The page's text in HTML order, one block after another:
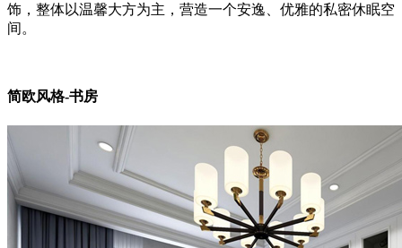
饰，整体以温馨大方为主，营造一个安逸、优雅的私密休眠空
间。
简欧风格-书房